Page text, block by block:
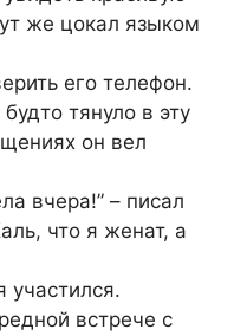
же цокал языком
его телефон.
тянуло в эту
он вел
вчера!” – писал
что я женат, а
участился.
встрече с